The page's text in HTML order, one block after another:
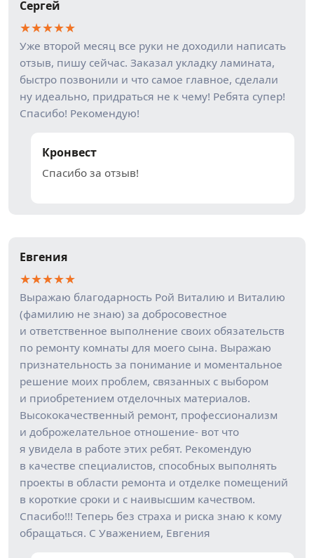
Сергей
★★★★★
Уже второй месяц все руки не доходили написать
отзыв, пишу сейчас. Заказал укладку ламината,
быстро позвонили и что самое главное, сделали
ну идеально, придраться не к чему! Ребята супер!
Спасибо! Рекомендую!
Кронвест
Спасибо за отзыв!
Евгения
★★★★★
Выражаю благодарность Рой Виталию и Виталию
(фамилию не знаю) за добросовестное
и ответственное выполнение своих обязательств
по ремонту комнаты для моего сына. Выражаю
признательность за понимание и моментальное
решение моих проблем, связанных с выбором
и приобретением отделочных материалов.
Высококачественный ремонт, профессионализм
и доброжелательное отношение- вот что
я увидела в работе этих ребят. Рекомендую
в качестве специалистов, способных выполнять
проекты в области ремонта и отделке помещений
в короткие сроки и с наивысшим качеством.
Спасибо!!! Теперь без страха и риска знаю к кому
обращаться. С Уважением, Евгения